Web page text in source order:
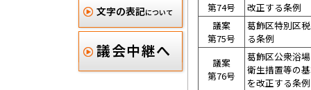
文字の表記について
議会中継へ
第74号
改正する条例
議案
第75号
葛飾区特別区
る条例
議案
第76号
葛飾区公衆浴
衛生措置等の
を改正する条例